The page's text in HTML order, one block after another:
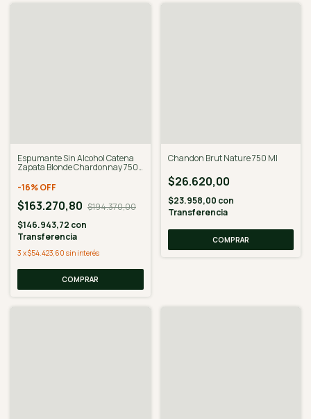
Espumante Sin Alcohol Catena
Zapata Blonde Chardonnay 750
-16%OFF
$163.270,80 $194.370,00
$146.943,72 con
Transferencia
3 x$54.423,60 sin interés
Chandon Brut Nature 750 Ml
$26.620,00
$23.958,00 con
Transferencia